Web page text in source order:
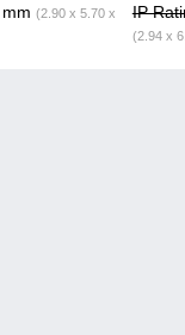
(2.90 x 5.70 x
IP
(2.94 x